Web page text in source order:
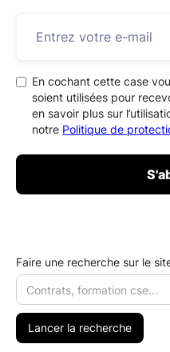
En cochant cette case
soient utilisées pour
en savoir plus sur
notre Politique de
Faire une recherche sur le